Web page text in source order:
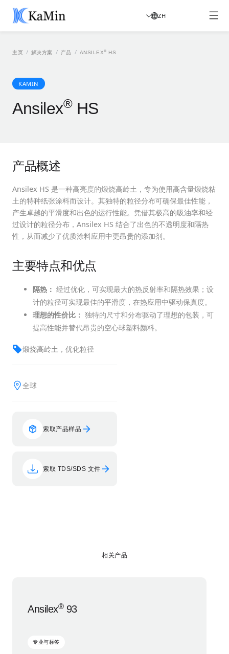
ZH
主页 / 解决方案 / 产品 / ANSILEX® HS
KAMIN
Ansilex®HS
煅烧高岭土，优化粒径
全球
索取产品样品
索取 TDS/SDS 文件
产品概述
Ansilex HS 是一种高亮度的煅烧高岭土，专为使用高含量煅烧粘
土的特种纸张涂料而设计。其独特的粒径分布可确保最佳性能，
产生卓越的平滑度和出色的运行性能。凭借其极高的吸油率和经
过设计的粒径分布，Ansilex HS 结合了出色的不透明度和隔热
性，从而减少了优质涂料应用中更昂贵的添加剂。
主要特点和优点
隔热： 经过优化，可实现最大的热反射率和隔热效果；设
计的粒径可实现最佳的平滑度，在热应用中驱动保真度。
理想的性价比： 独特的尺寸和分布驱动了理想的包装，可
提高性能并替代昂贵的空心球塑料颜料。
相关产品
Ansilex®93
专业与标签